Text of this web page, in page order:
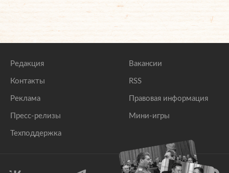
Редакция
Контакты
Реклама
Пресс-релизы
Техподдержка
Вакансии
RSS
Правовая информация
Мини-игры